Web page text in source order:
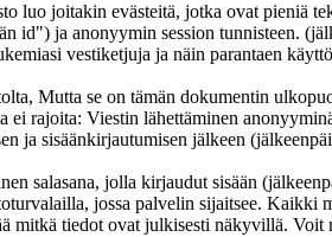
luo joitakin evästeitä, jotka ovat pieniä
id") ja anonyymin session tunnisteen.
vestiketjuja ja näin parantaen
Mutta se on tämän dokumentin
ei rajoita: Viestin lähettäminen
ja sisäänkirjautumisen jälkeen
salasana, jolla kirjaudut sisään
jossa palvelin sijaitsee. Kaikki
mitkä tiedot ovat julkisesti näkyvillä.